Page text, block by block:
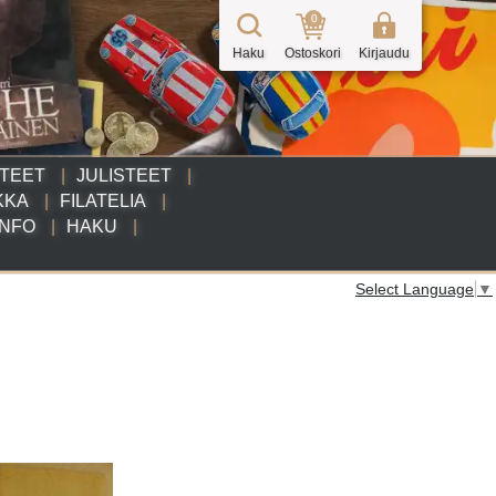
JULISTEET
FILATELIA
HAKU
Haku
0
Ostoskori Kirjaudu
Select Language ▼